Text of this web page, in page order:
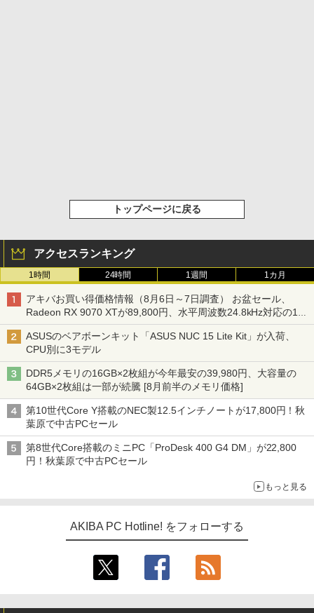
トップページに戻る
アクセスランキング
1時間 24時間 1週間 1カ月
アキバお買い得価格情報（8月6日～7日調査） お盆セール、
Radeon RX 9070 XTが89,800円、水平周波数24.8kHz対応の17
型モニターが9,801円、暑さ指数連動セール ほか
ASUSのベアボーンキット「ASUS NUC 15 Lite Kit」が入荷、
CPU別に3モデル
DDR5メモリの16GB×2枚組が今年最安の39,980円、大容量の
64GB×2枚組は一部が続騰 [8月前半のメモリ価格]
第10世代Core Y搭載のNEC製12.5インチノートが17,800円！秋
葉原で中古PCセール
第8世代Core搭載のミニPC「ProDesk 400 G4 DM」が22,800
円！秋葉原で中古PCセール
もっと見る
AKIBA PC Hotline! をフォローする